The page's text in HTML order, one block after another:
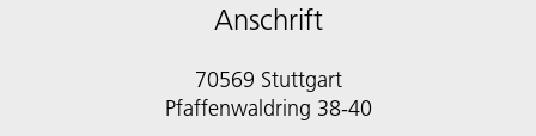
Anschrift
70569 Stuttgart
Pfaffenwaldring 38-40